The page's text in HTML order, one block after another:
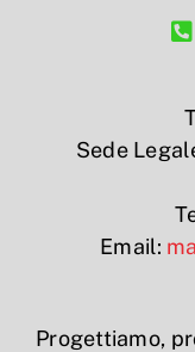
Sede
Email:
Progettiamo,